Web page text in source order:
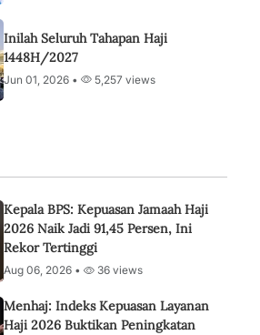
Inilah Seluruh Tahapan Haji
1448H/2027
Jun 01, 2026 • 5,257 views
Kepala BPS: Kepuasan Jamaah Haji
2026 Naik Jadi 91,45 Persen, Ini
Rekor Tertinggi
Aug 06, 2026 • 36 views
Menhaj: Indeks Kepuasan Layanan
Haji 2026 Buktikan Peningkatan